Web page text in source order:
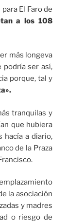
El Faro de
a los 108
más longeva
podría ser así,
porque, tal y
tranquilas y
que hubiera
hacía a diario,
de la Praza
la asociación
y madres
o riesgo de